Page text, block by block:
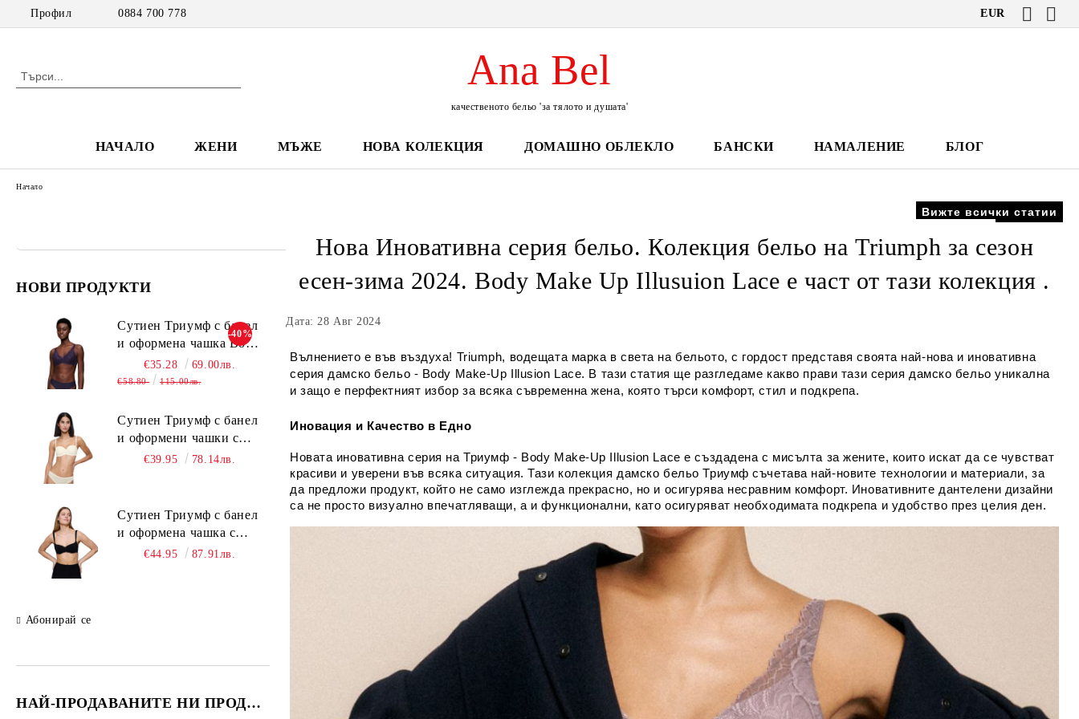
Профил 0884 700 778 EUR
Ana Bel
качественото бельо 'за тялото и душата'
НАЧАЛО ЖЕНИ МЪЖЕ НОВА КОЛЕКЦИЯ ДОМАШНО ОБЛЕКЛО БАНСКИ НАМАЛЕНИЕ БЛОГ
НОВИ ПРОДУКТИ
Сутиен Триумф с банел
и оформена чашка Body
Make Up Illusion WP
тъмно син
-40%
€35.28 69.00лв.
€58.80 115.00лв.
Сутиен Триумф с банел
и оформени чашки с
откачащи се презрамки
€39.95 78.14лв.
Сутиен Триумф с банел
и оформена чашка с
Push up ефект Body
€44.95 87.91лв.
Абонирай се
НАЙ-ПРОДАВАНИТЕ НИ ПРОДУКТИ
Начало
Вижте всички статии
Нова Иновативна серия бельо. Колекция бельо на Triumph за сезон
есен-зима 2024. Body Make Up Illusuion Lace е част от тази колекция .
Дата: 28 Авг 2024
Вълнението е във въздуха! Triumph, водещата марка в света на бельото, с гордост представя своята най-нова и иновативна
серия дамско бельо - Body Make-Up Illusion Lace. В тази статия ще разгледаме какво прави тази серия дамско бельо уникална
и защо е перфектният избор за всяка съвременна жена, която търси комфорт, стил и подкрепа.
Иновация и Качество в Едно
Новата иновативна серия на Триумф - Body Make-Up Illusion Lace е създадена с мисълта за жените, които искат да се чувстват
красиви и уверени във всяка ситуация. Тази колекция дамско бельо Триумф съчетава най-новите технологии и материали, за
да предложи продукт, който не само изглежда прекрасно, но и осигурява несравним комфорт. Иновативните дантелени дизайни
са не просто визуално впечатляващи, а и функционални, като осигуряват необходимата подкрепа и удобство през целия ден.